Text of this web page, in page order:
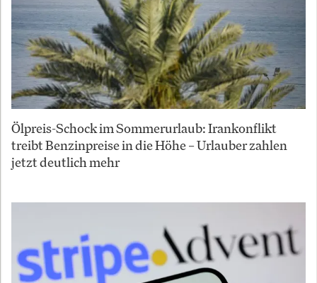
Ölpreis-Schock im Sommerurlaub: Irankonflikt
treibt Benzinpreise in die Höhe – Urlauber zahlen
jetzt deutlich mehr